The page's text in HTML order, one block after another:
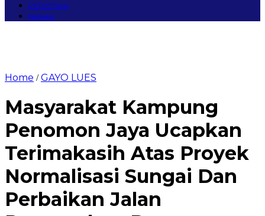
PERISTIWA
Redaksi
Home /GAYO LUES
Masyarakat Kampung
Penomon Jaya Ucapkan
Terimakasih Atas Proyek
Normalisasi Sungai Dan
Perbaikan Jalan